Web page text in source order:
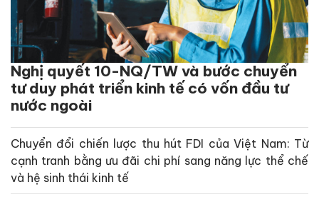
Nghị quyết 10-NQ/TW và bước chuyển
tư duy phát triển kinh tế có vốn đầu tư
nước ngoài
Chuyển đổi chiến lược thu hút FDI của Việt Nam: Từ
cạnh tranh bằng ưu đãi chi phí sang năng lực thể chế
và hệ sinh thái kinh tế